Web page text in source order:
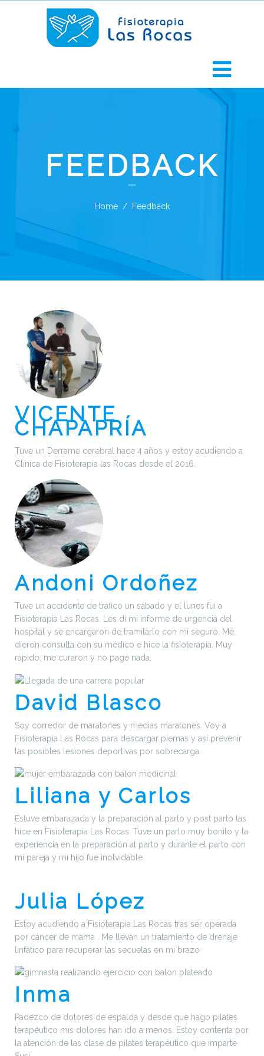
FEEDBACK
Home Feedback
VICENTE
CHAPAPRÍA
Tuve un Derrame cerebral hace 4 años y estoy acudiendo a
Clínica de Fisioterapia las Rocas desde el 2016.
Andoni Ordoñez
Tuve un accidente de tráfico un sábado y el lunes fui a
Fisioterapia Las Rocas. Les dí mi informe de urgencia del
hospital y se encargaron de tramitarlo con mi seguro. Me
dieron consulta con su médico e hice la fisioterapia. Muy
rápido, me curaron y no pagé nada.
David Blasco
Soy corredor de maratones y medias maratones. Voy a
Fisioterapia Las Rocas para descargar piernas y así prevenir
las posibles lesiones deportivas por sobrecarga.
Liliana y Carlos
Estuve embarazada y la preparación al parto y post parto las
hice en Fisioterapia Las Rocas. Tuve un parto muy bonito y la
experiencia en la preparación al parto y durante el parto con
mi pareja y mi hijo fue inolvidable.
Julia López
Estoy acudiendo a Fisioterapia Las Rocas tras ser operada
por cáncer de mama . Me llevan un tratamiento de drenaje
linfático para recuperar las secuelas en mi brazo
Inma
Padezco de dolores de espalda y desde que hago pilates
terapéutico mis dolores han ido a menos. Estoy contenta por
la atención de las clase de pilates terapéutico que imparte